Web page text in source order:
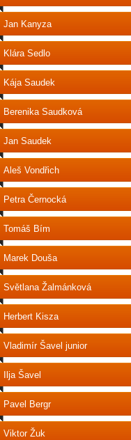
Jan Kanyza
Klára Sedlo
Kája Saudek
Berenika Saudková
Jan Saudek
Aleš Vondřich
Petra Černocká
Tomáš Bím
Marek Douša
Světlana Žalmánková
Herbert Kisza
Vladimír Šavel junior
Ilja Šavel
Pavel Bergr
Viktor Žuk